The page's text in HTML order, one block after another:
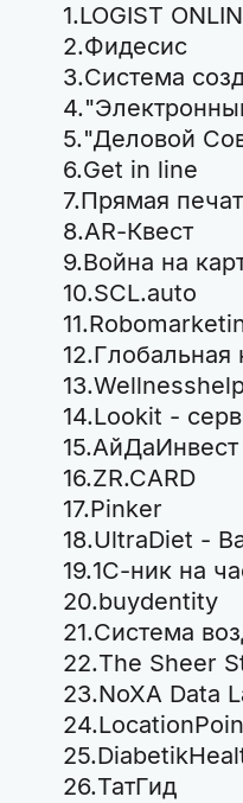
LOGIST
Фидесис
Система
"Деловой
Get in line
Прямая
AR-Квест
Война на
SCL.auto
Глобальная
Lookit -
АйДаИнвест
ZR.CARD
Pinker
UltraDiet -
1С-ник на
buydentity
Система
The Sheer
NoXA Data
ТатГид